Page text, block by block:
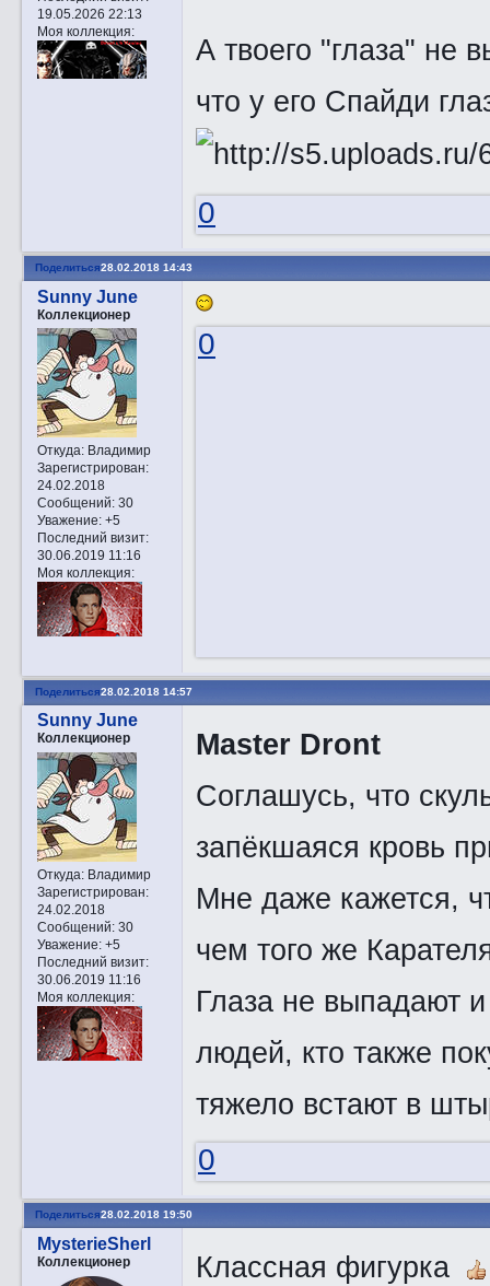
19.05.2026 22:13
Моя коллекция:
А твоего "глаза" не
что у его Спайди
0
Поделиться28.02.2018 14:43
Sunny June
Коллекционер
Откуда:Владимир
Зарегистрирован:
24.02.2018
Сообщений:30
Уважение: +5
Последний визит:
30.06.2019 11:16
Моя коллекция:
0
Поделиться28.02.2018 14:57
Sunny June
Коллекционер
Откуда:Владимир
Зарегистрирован:
24.02.2018
Сообщений:30
Уважение: +5
Последний визит:
30.06.2019 11:16
Моя коллекция:
Master Dront
Соглашусь, что
запёкшаяся кровь
Мне даже кажется,
чем того же
Глаза не выпадают
людей, кто также
тяжело встают в
0
Поделиться28.02.2018 19:50
MysterieSherl
Коллекционер
Классная фигурка